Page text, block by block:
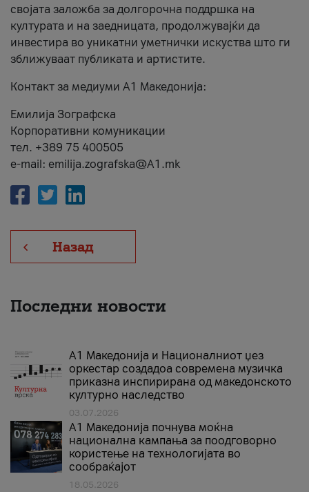
својата заложба за долгорочна поддршка на
културата и на заедницата, продолжувајќи да
инвестира во уникатни уметнички искуства што ги
зближуваат публиката и артистите.
Контакт за медиуми А1 Македонија:
Емилија Зографска
Корпоративни комуникации
тел. +389 75 400505
e-mail: emilija.zografska@A1.mk
Назад
Последни новости
А1 Македонија и Националниот џез
оркестар создадоа современа музичка
приказна инспирирана од македонското
културно наследство
03.07.2026
A1 Македонија почнува моќна
национална кампања за поодговорно
користење на технологијата во
сообраќајот
18.05.2026